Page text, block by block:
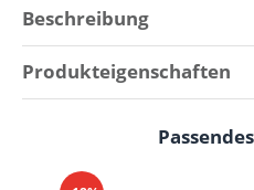
Beschreibung
Träumeland
Matratze für
Super gemütlich! Alle
mit sorgfältig
Produkteigenschaften
Produktgalerie